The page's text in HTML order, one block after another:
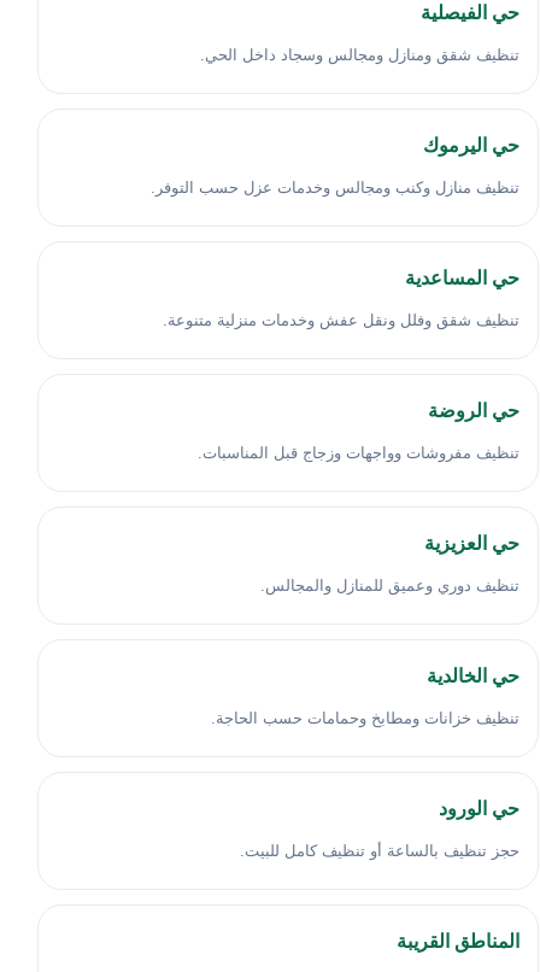
حي الفيصلية
تنظيف شقق ومنازل ومجالس وسجاد داخل الحي.
حي اليرموك
تنظيف منازل وكنب ومجالس وخدمات عزل حسب التوفر.
حي المساعدية
تنظيف شقق وفلل ونقل عفش وخدمات منزلية متنوعة.
حي الروضة
تنظيف مفروشات وواجهات وزجاج قبل المناسبات.
حي العزيزية
تنظيف دوري وعميق للمنازل والمجالس.
حي الخالدية
تنظيف خزانات ومطابخ وحمامات حسب الحاجة.
حي الورود
حجز تنظيف بالساعة أو تنظيف كامل للبيت.
المناطق القريبة